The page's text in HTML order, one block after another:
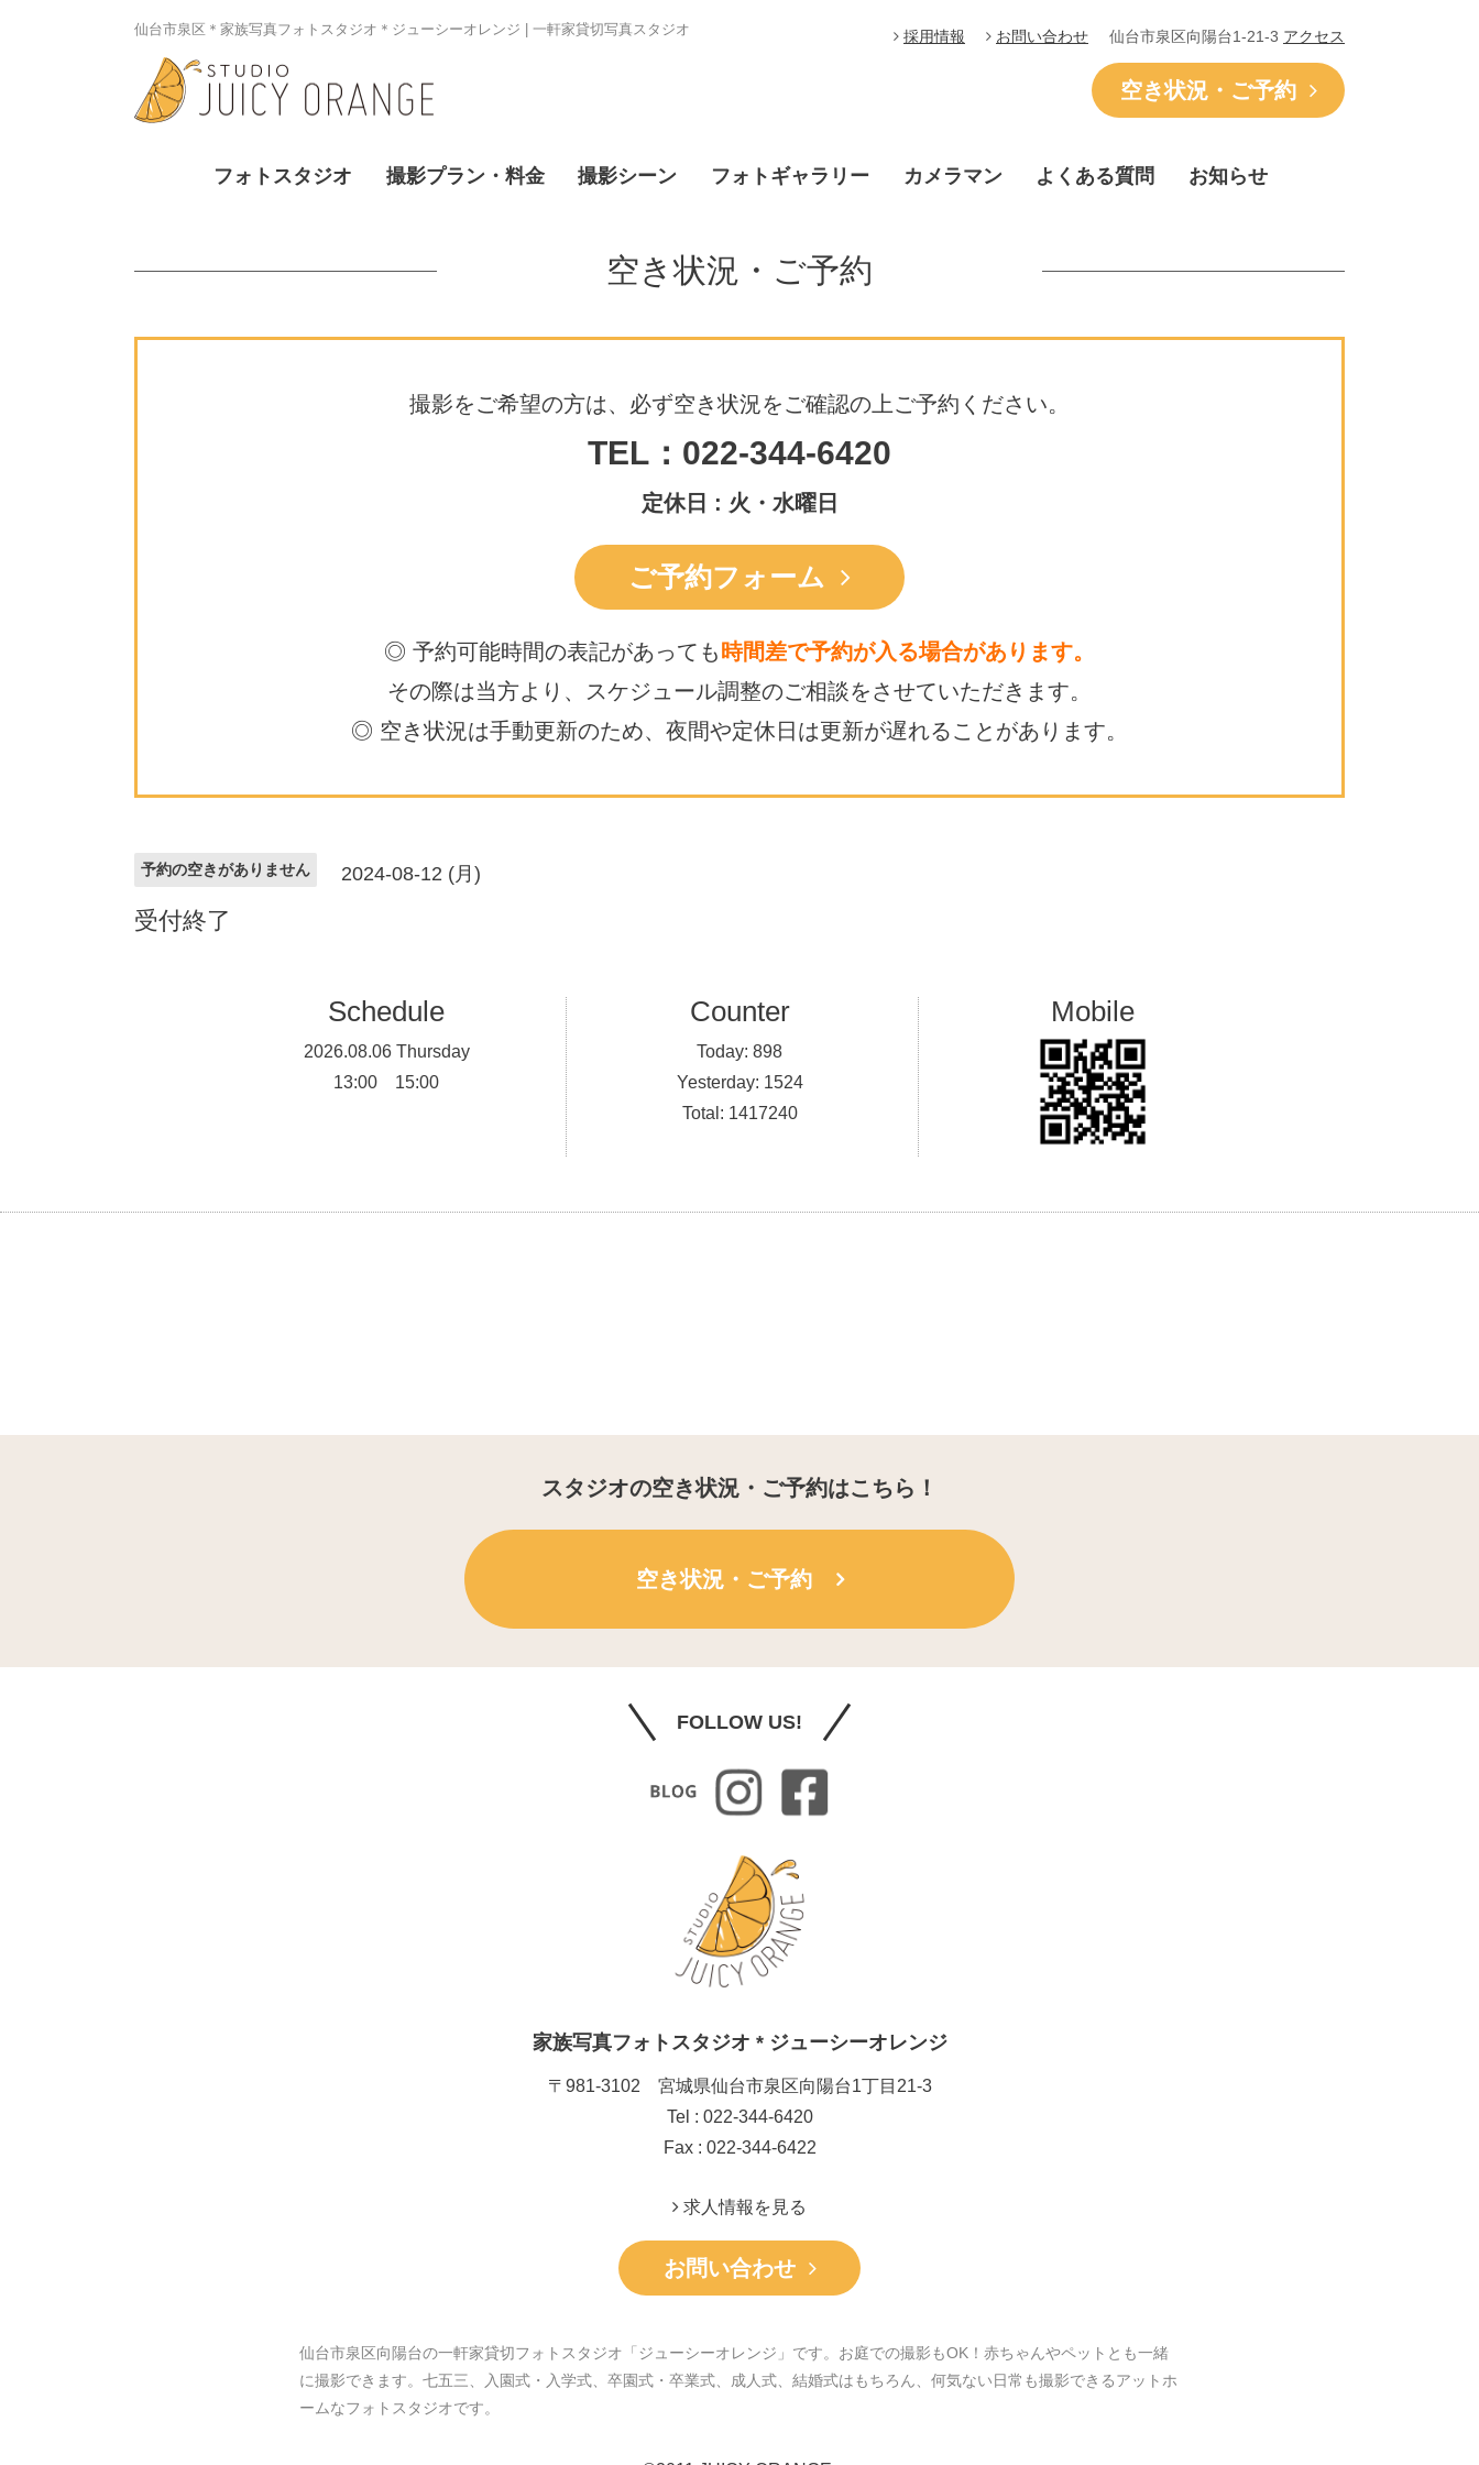
仙台市泉区＊家族写真フォトスタジオ＊ジューシーオレンジ | 一軒家貸切写真スタジオ 採用情報 お問い合わせ 仙台市泉区向陽台1-21-3 アクセス
空き状況・ご予約
フォトスタジオ 撮影プラン・料金 撮影シーン フォトギャラリー カメラマン よくある質問 お知らせ
空き状況・ご予約
撮影をご希望の方は、必ず空き状況をご確認の上ご予約ください。
TEL：022-344-6420
定休日 : 火・水曜日
ご予約フォーム
◎ 予約可能時間の表記があっても 時間差で予約が入る場合があります。
その際は当方より、スケジュール調整のご相談をさせていただきます。
◎ 空き状況は手動更新のため、 夜間や定休日は更新が遅れることがあります。
予約の空きがありません 2024-08-12 (月)
受付終了
Schedule
2026.08.06 Thursday
13:00 15:00
Counter
Today:898
Yesterday: 1524
Total: 1417240
Mobile
スタジオの空き状況・ご予約はこちら！
空き状況・ご予約
FOLLOW US!
家族写真フォトスタジオ * ジューシーオレンジ
〒981-3102 宮城県仙台市泉区向陽台1丁目21-3
Tel : 022-344-6420
Fax : 022-344-6422
求人情報を見る
お問い合わせ
仙台市泉区向陽台の一軒家貸切フォトスタジオ「ジューシーオレンジ」です。お庭での撮影もOK！赤ちゃんやペットとも一緒
に撮影できます。七五三、入園式・入学式、卒園式・卒業式、成人式、結婚式はもちろん、何気ない日常も撮影できるアットホ
ームなフォトスタジオです。